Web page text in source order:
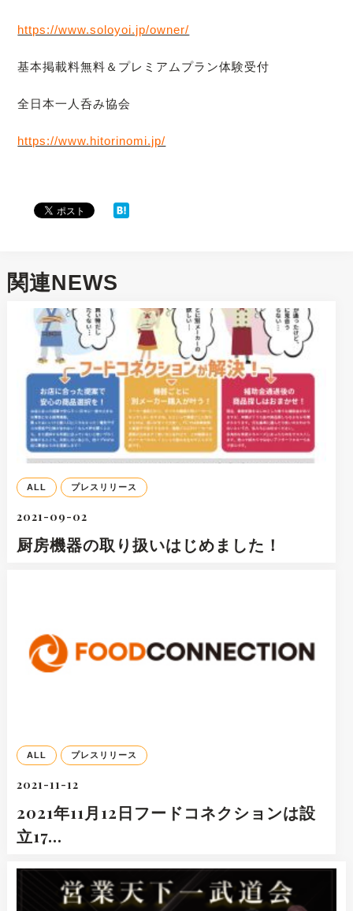
https://www.soloyoi.jp/owner/
基本掲載料無料＆プレミアムプラン体験受付
全日本一人呑み協会
https://www.hitorinomi.jp/
関連NEWS
ALL プレスリリース
2021-09-02
厨房機器の取り扱いはじめました！
ALL プレスリリース
2021-11-12
2021年11月12日フードコネクションは設
立17…